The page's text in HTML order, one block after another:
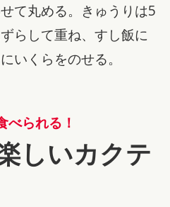
て丸める。きゅうりは5
らして重ね、すし飯に
いくらをのせる。
べられる！
しいカクテ